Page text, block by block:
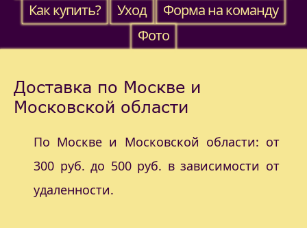
Как купить?
Уход
Форма на команду
Фото
Доставка по Москве и
Московской области
По Москве и Московской области: от
300 руб. до 500 руб. в зависимости от
удаленности.